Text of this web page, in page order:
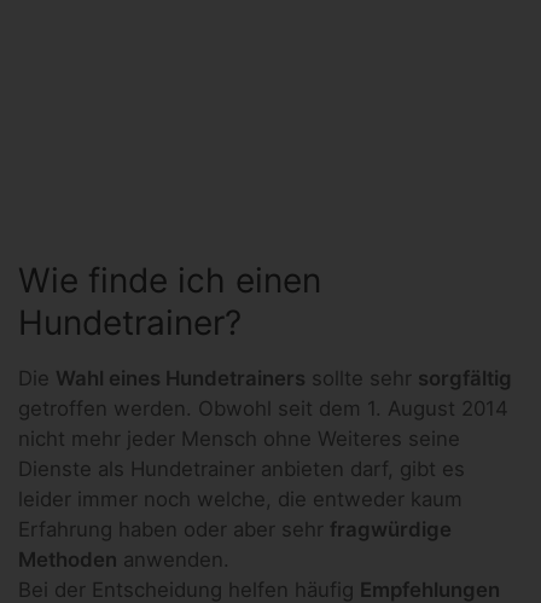
Wie finde ich einen
Hundetrainer?
Die Wahl eines Hundetrainers sollte sehr sorgfältig
getroffen werden. Obwohl seit dem 1. August 2014
nicht mehr jeder Mensch ohne Weiteres seine
Dienste als Hundetrainer anbieten darf, gibt es
leider immer noch welche, die entweder kaum
Erfahrung haben oder aber sehr fragwürdige
Methoden anwenden.
Bei der Entscheidung helfen häufig Empfehlungen